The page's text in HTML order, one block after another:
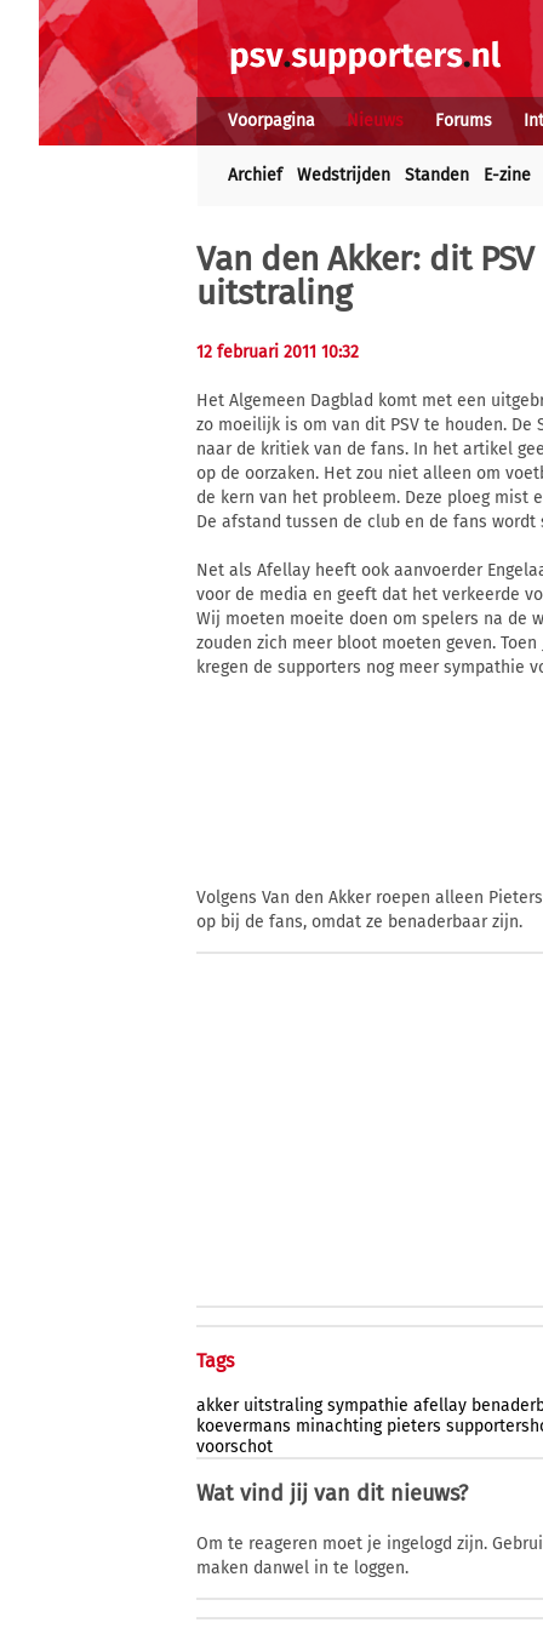
Voorpagina Nieuws Forums
Archief Wedstrijden Standen E-zine
Van den Akker: dit
uitstraling
12 februari 2011 10:32
Het Algemeen Dagblad komt met een
zo moeilijk is om van dit PSV te houden.
naar de kritiek van de fans. In het artikel
op de oorzaken. Het zou niet alleen om
de kern van het probleem. Deze ploeg mist
De afstand tussen de club en de fans wordt
Net als Afellay heeft ook aanvoerder
voor de media en geeft dat het verkeerde
Wij moeten moeite doen om spelers na de
zouden zich meer bloot moeten geven.
kregen de supporters nog meer sympathie
Volgens Van den Akker roepen alleen
op bij de fans, omdat ze benaderbaar zijn.
Tags
akker uitstraling sympathie afellay
koevermans minachting pieters
voorschot
Wat vind jij van dit nieuws?
Om te reageren moet je ingelogd zijn.
maken danwel in te loggen.